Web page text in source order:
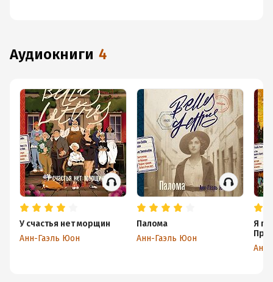
аудиокниги 4
У счастья нет морщин
Анн-Гаэль Юон
Палома
Анн-Гаэль Юон
Я